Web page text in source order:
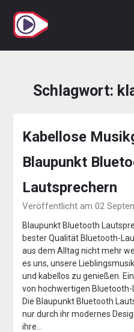
Inhalt
springen
Schlagwort:
Kabellose
Blaupunkt
Lautsprechern
Veröffentlicht am 02
Blaupunkt Bluetooth
bester Qualität Bluetooth-
aus dem Alltag nicht mehr
es uns, unsere
und kabellos zu genießen.
von hochwertigen
Die Blaupunkt Bluetooth
nur durch ihr modernes
ihre…